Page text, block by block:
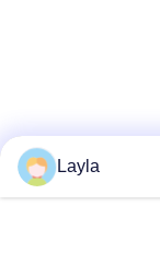
Layla